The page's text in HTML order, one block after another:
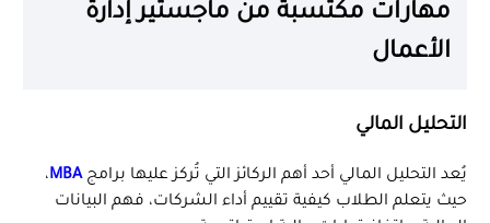
مهارات مكتسبة من ماجستير إدارة
الأعمال
التحليل المالي
يُعد التحليل المالي أحد أهم الركائز التي تُركز عليها برامجMBA،
حيث يتعلم الطلاب كيفية تقييم أداء الشركات، فهم البيانات